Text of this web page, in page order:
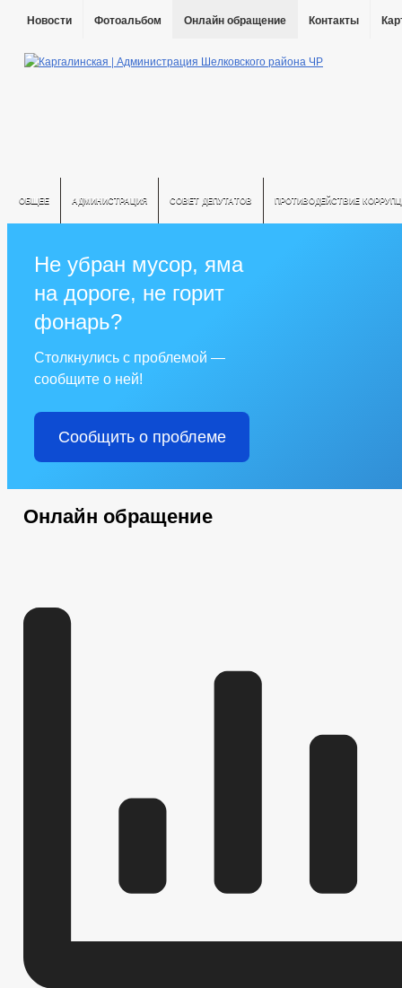
Новости Фотоальбом Онлайн обращение Контакты
ОБЩЕЕ АДМИНИСТРАЦИЯ СОВЕТ ДЕПУТАТОВ ПРОТИВОДЕЙСТВИЕ
Не убран мусор, яма
на дороге, не горит
фонарь?
Столкнулись с проблемой —
сообщите о ней!
Сообщить о проблеме
Онлайн обращение